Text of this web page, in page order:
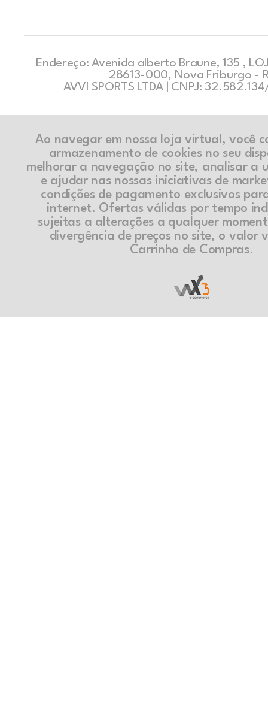
Endereço: Avenida alberto Braune, 135 ,
28613-000, Nova Friburgo -
AVVI SPORTS LTDA | CNPJ:
Ao navegar em nossa loja virtual, você
armazenamento de cookies no seu
melhorar a navegação no site, analisar a
e ajudar nas nossas iniciativas de
condições de pagamento exclusivos
internet. Ofertas válidas por tempo
sujeitas a alterações a qualquer
divergência de preços no site, o valor
Carrinho de Compras.